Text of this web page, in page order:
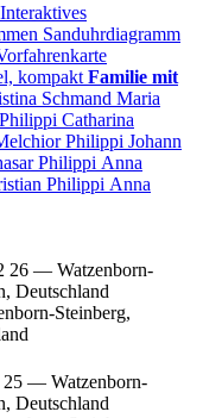
Interaktives
Sanduhrdiagramm
kompakt Familie mit
Schmand Maria
Philippi Catharina
Philippi Johann
Philippi Anna
Philippi Anna
26 — Watzenborn-
Deutschland
Steinberg,
25 — Watzenborn-
Deutschland